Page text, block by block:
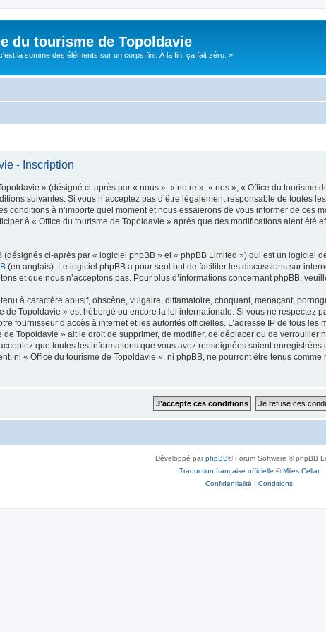
du tourisme de Topoldavie
la somme des éléments sur un corps fini. À la fin, ça fait zéro. »
- Inscription
» (désigné ci-après par « nous », « notre », « nos », « Office du
suivantes. Si vous n’acceptez pas d’être légalement responsable de toutes
conditions à n’importe quel moment et nous essaierons de vous informer de
à « Office du tourisme de Topoldavie » après que des modifications aient
(désignés ci-après par « logiciel phpBB » et « phpBB Limited ») qui est un logiciel
(en anglais). Le logiciel phpBB a pour seul but de faciliter les discussions sur
et que nous n’acceptons pas. Pour plus d’informations concernant phpBB,
à caractère abusif, obscène, vulgaire, diffamatoire, choquant, menaçant,
de Topoldavie » est hébergé ou encore la loi internationale. Si vous ne respectez
fournisseur d’accès à internet et les autorités officielles. L’adresse IP de tous
Topoldavie » ait le droit de supprimer, de modifier, de déplacer ou de verrouiller
que toutes les informations que vous avez renseignées soient
ni « Office du tourisme de Topoldavie », ni phpBB, ne pourront être tenus
Développé parphpBB® Forum Software © phpBB
Traduction française officielle ©Miles Cellar
Confidentialité | Conditions